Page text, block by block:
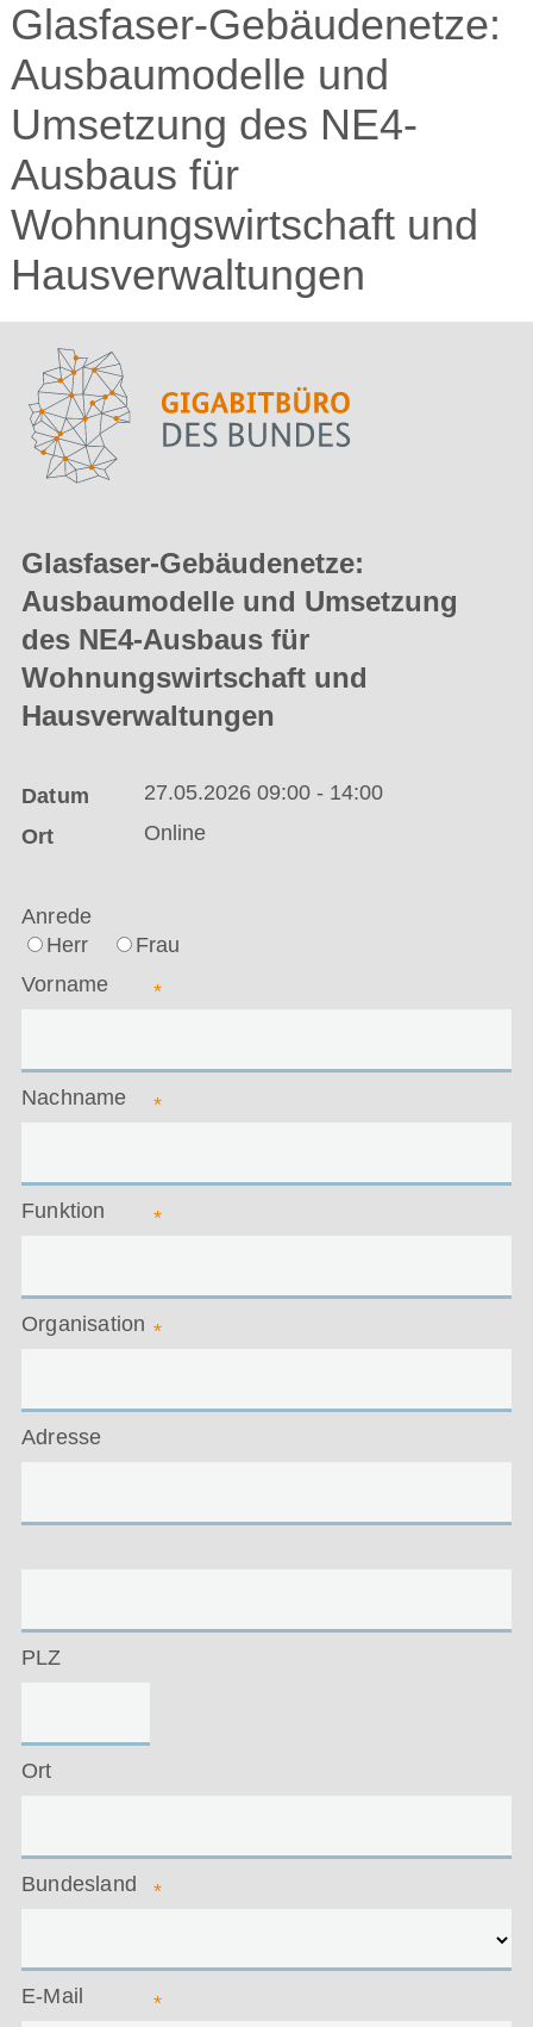
Glasfaser-Gebäudenetze:
Ausbaumodelle und
Umsetzung des NE4-
Ausbaus für
Wohnungswirtschaft und
Hausverwaltungen
Glasfaser-Gebäudenetze:
Ausbaumodelle und Umsetzung
des NE4-Ausbaus für
Wohnungswirtschaft und
Hausverwaltungen
Datum
27.05.2026 09:00 - 14:00
Ort
Online
Anrede
Herr
Frau
Vorname
*
Nachname *
Funktion *
Organisation *
Adresse
PLZ
Ort
Bundesland *
E-Mail *